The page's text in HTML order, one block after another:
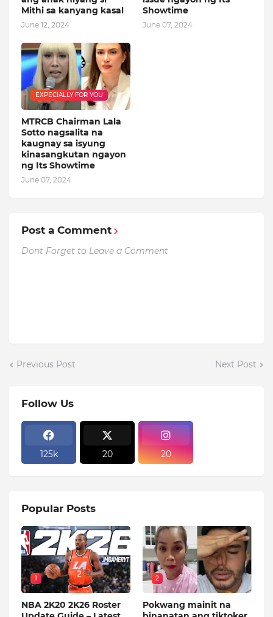
Mithi sa kanyang kasal
June 12, 2024
Showtime
June 07, 2024
EXPECIALLY FOR YOU
MTRCB Chairman Lala
Sotto nagsalita na
kaugnay sa isyung
kinasangkutan ngayon
ng Its Showtime
June 07, 2024
Post a Comment
Dont Forget to Leave a Comment
Previous Post Next Post
Follow Us
125k 20 20
Popular Posts
1
NBA 2K20 2K26 Roster
2
Pokwang mainit na